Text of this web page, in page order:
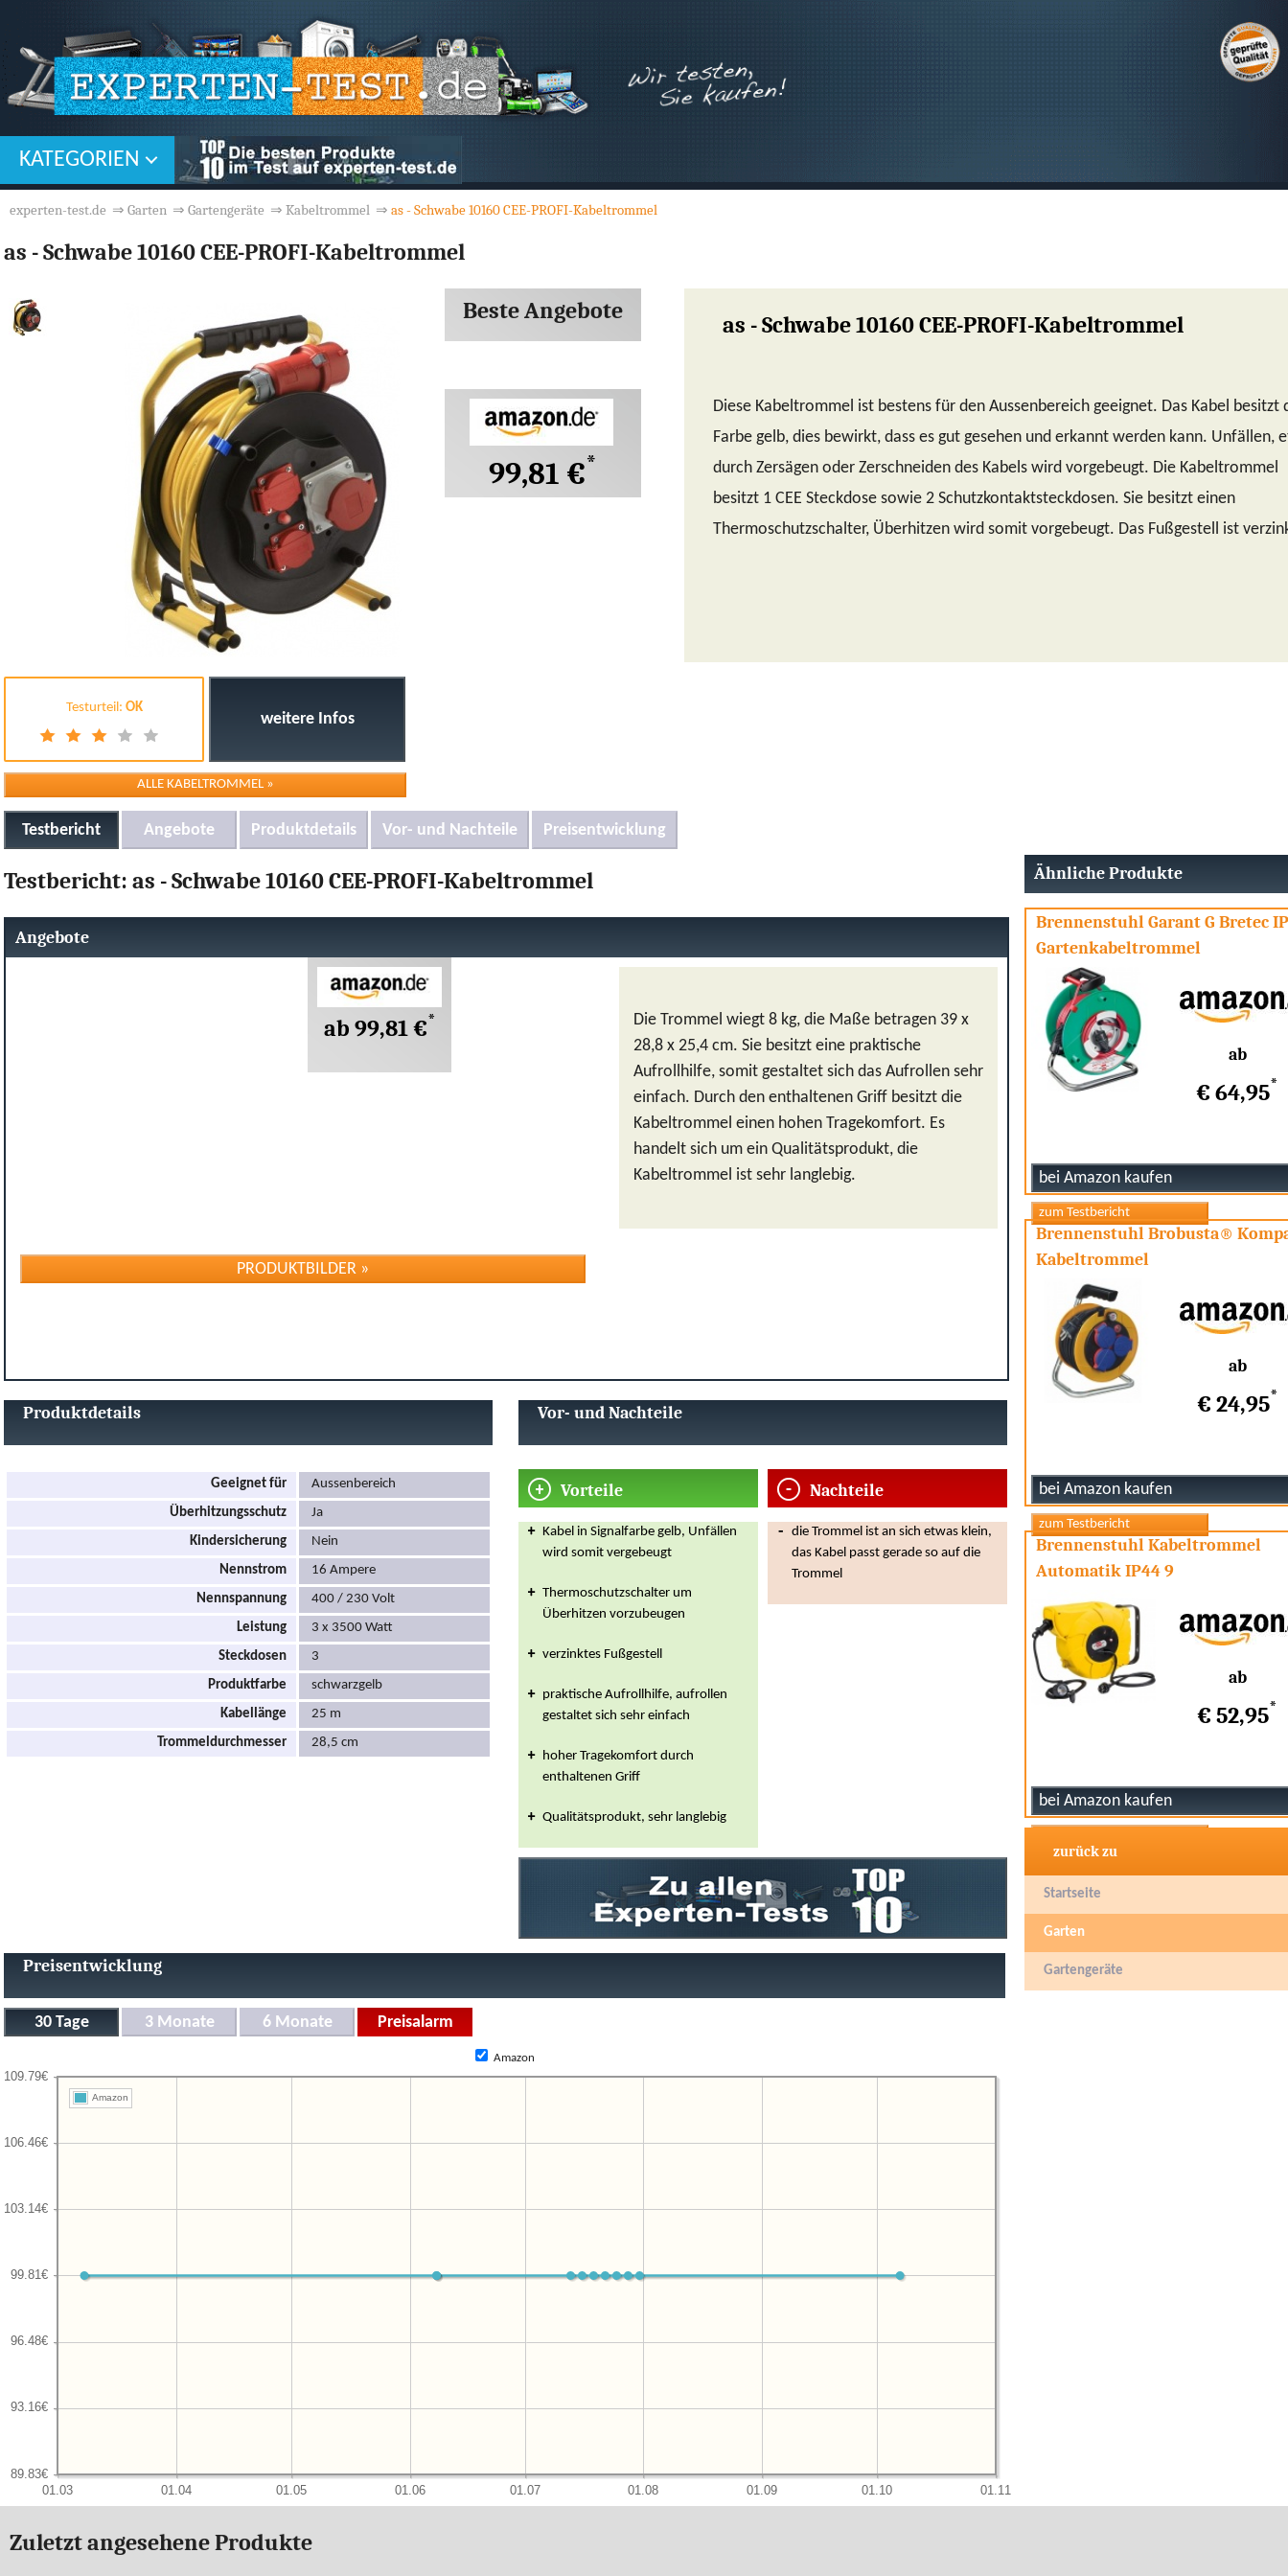
KATEGORIEN
experten-test.de ⇒ Garten ⇒ Gartengeräte ⇒ Kabeltrommel ⇒ as - Schwabe 10160 CEE-PROFI-Kabeltrommel
as - Schwabe 10160 CEE-PROFI-Kabeltrommel
Beste Angebote
99,81 €*
as - Schwabe 10160 CEE-PROFI-Kabeltrommel
Diese Kabeltrommel ist bestens für den Aussenbereich geeignet. Das Kabel besitzt
Farbe gelb, dies bewirkt, dass es gut gesehen und erkannt werden kann. Unfällen,
durch Zersägen oder Zerschneiden des Kabels wird vorgebeugt. Die Kabeltrommel
besitzt 1 CEE Steckdose sowie 2 Schutzkontaktsteckdosen. Sie besitzt einen
Thermoschutzschalter, Überhitzen wird somit vorgebeugt. Das Fußgestell ist
Testurteil: OK
Ähnliche Produkte
Brennenstuhl Garant G Bretec
Gartenkabeltrommel
ab
€ 64,95*
Brennenstuhl Brobusta®
Kabeltrommel
ab
€ 24,95*
Brennenstuhl Kabeltrommel
Automatik IP44 9
ab
€ 52,95*
zurück zu
Startseite
Garten
Gartengeräte
Testbericht: as - Schwabe 10160 CEE-PROFI-Kabeltrommel
Angebote
ab 99,81 €*
Die Trommel wiegt 8 kg, die Maße betragen 39 x
28,8 x 25,4 cm. Sie besitzt eine praktische
Aufrollhilfe, somit gestaltet sich das Aufrollen sehr
einfach. Durch den enthaltenen Griff besitzt die
Kabeltrommel einen hohen Tragekomfort. Es
handelt sich um ein Qualitätsprodukt, die
Kabeltrommel ist sehr langlebig.
Produktdetails
Geeignet für
Aussenbereich
Überhitzungsschutz
Ja
Kindersicherung
Nein
Nennstrom
16 Ampere
Nennspannung
400 / 230 Volt
Leistung
3 x 3500 Watt
Steckdosen
3
Produktfarbe
schwarzgelb
Kabellänge
25 m
Trommeldurchmesser
28,5 cm
Vor- und Nachteile
Vorteile
Kabel in Signalfarbe gelb, Unfällen
wird somit vergebeugt
Thermoschutzschalter um
Überhitzen vorzubeugen
verzinktes Fußgestell
praktische Aufrollhilfe, aufrollen
gestaltet sich sehr einfach
hoher Tragekomfort durch
enthaltenen Griff
Qualitätsprodukt, sehr langlebig
Nachteile
die Trommel ist an sich etwas klein,
das Kabel passt gerade so auf die
Trommel
Preisentwicklung
Amazon
Amazon
Zuletzt angesehene Produkte